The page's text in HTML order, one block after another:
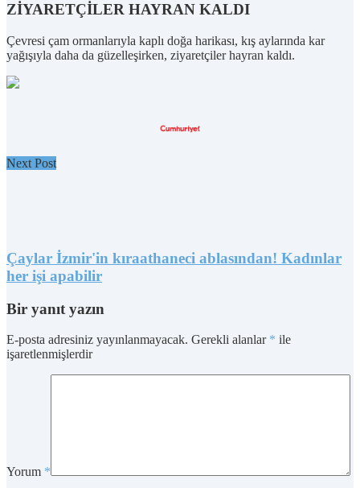
ZİYARETÇİLER HAYRAN KALDI
Çevresi çam ormanlarıyla kaplı doğa harikası, kış aylarında kar
yağışıyla daha da güzelleşirken, ziyaretçiler hayran kaldı.
Next Post
Çaylar İzmir'in kıraathaneci ablasından! Kadınlar
her işi apabilir
Bir yanıt yazın
E-posta adresiniz yayınlanmayacak. Gerekli alanlar * ile
işaretlenmişlerdir
Yorum *